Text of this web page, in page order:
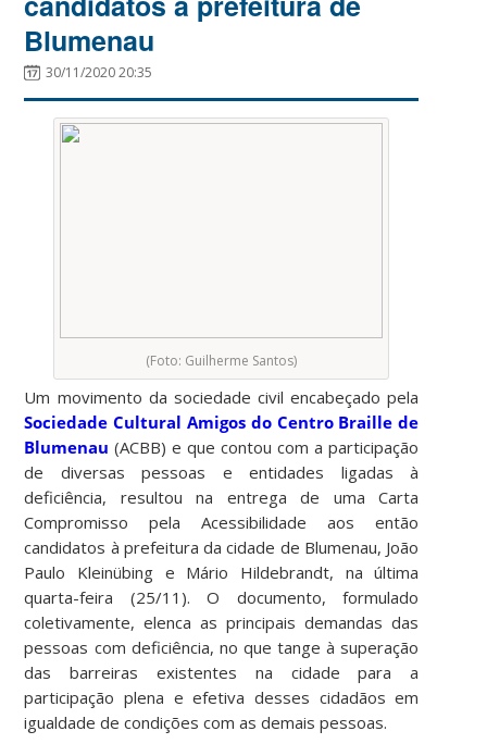
Blumenau
30/11/2020 20:35
(Foto: Guilherme Santos)
Um movimento da sociedade civil encabeçado pela
Sociedade Cultural Amigos do Centro Braille de
Blumenau (ACBB) e que contou com a participação
de diversas pessoas e entidades ligadas à
deficiência, resultou na entrega de uma Carta
Compromisso pela Acessibilidade aos então
candidatos à prefeitura da cidade de Blumenau, João
Paulo Kleinübing e Mário Hildebrandt, na última
quarta-feira (25/11). O documento, formulado
coletivamente, elenca as principais demandas das
pessoas com deficiência, no que tange à superação
das barreiras existentes na cidade para a
participação plena e efetiva desses cidadãos em
igualdade de condições com as demais pessoas.